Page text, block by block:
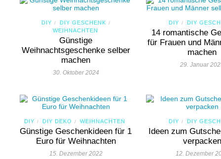
DIY / DIY GESCHENK /
WEIHNACHTEN
Günstige
Weihnachtsgeschenke selber
machen
30. Oktober 2024
DIY / DIY
14 romantische
für Frauen und
machen
29. Januar
DIY / DIY DEKO / WEIHNACHTEN
Günstige Geschenkideen für 1
Euro für Weihnachten
15. Dezember 2022
DIY / DIY
Ideen zum
verpacken
12. Dezember